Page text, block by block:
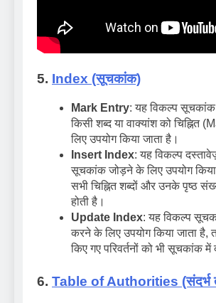
5. Index (सूचकांक)
Mark Entry: यह विकल्प
किसी शब्द या वाक्यांश को चिह्नित
लिए उपयोग किया जाता है।
Insert Index: यह विकल्प
सूचकांक जोड़ने के लिए उपयोग
सभी चिह्नित शब्दों और उनके पृष्ठ
होती है।
Update Index: यह विकल्प
करने के लिए उपयोग किया जाता है,
किए गए परिवर्तनों को भी सूचकांक में
6. Table of Authorities (संदर्भ